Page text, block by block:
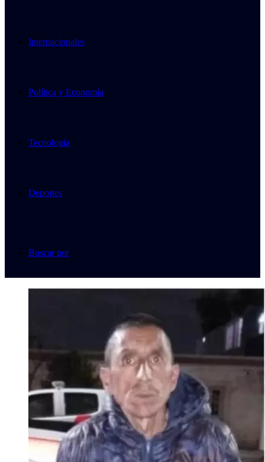
Internacionales
Política y Economía
Tecnología
Deportes
Buscar por